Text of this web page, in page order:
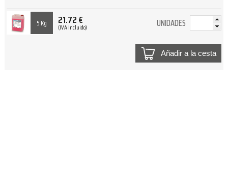
5 Kg 21.72€
(IVA Incluido) UNIDADES
Añadir a la cesta